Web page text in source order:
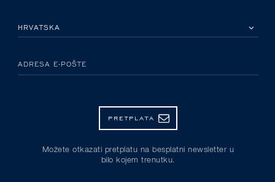
ADRESA E-POŠTE
PRETPLATA
Možete otkazati pretplatu na besplatni newsletter u
bilo kojem trenutku.